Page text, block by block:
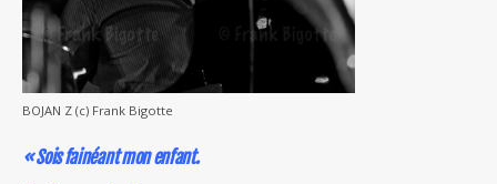
BOJAN Z (c) Frank Bigotte
« Sois fainéant mon enfant.